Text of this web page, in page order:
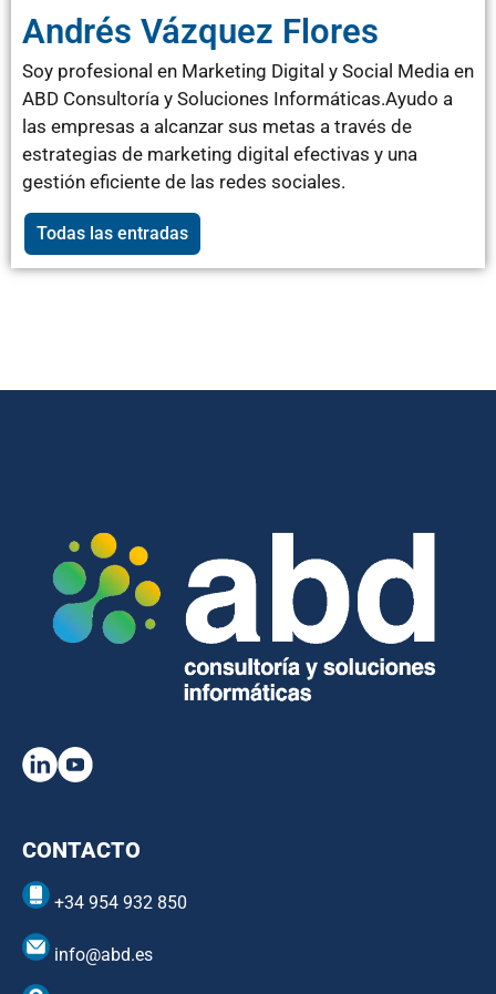
Andrés Vázquez Flores
Soy profesional en Marketing Digital y Social Media en
ABD Consultoría y Soluciones Informáticas.Ayudo a
las empresas a alcanzar sus metas a través de
estrategias de marketing digital efectivas y una
gestión eficiente de las redes sociales.
Todas las entradas
CONTACTO
+34 954 932 850
info@abd.es